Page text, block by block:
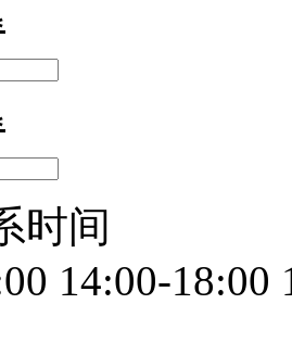
时间
14:00-18:00